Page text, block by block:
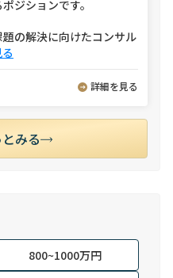
ジションです。
題の解決に向けたコンサル
詳細を見る
みる
800~1000万円